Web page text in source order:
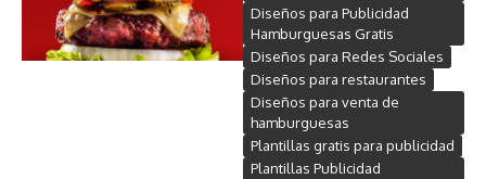
Diseños para Publicidad
Hamburguesas Gratis
Diseños para Redes Sociales
Diseños para restaurantes
Diseños para venta de
hamburguesas
Plantillas gratis para publicidad
Plantillas Publicidad